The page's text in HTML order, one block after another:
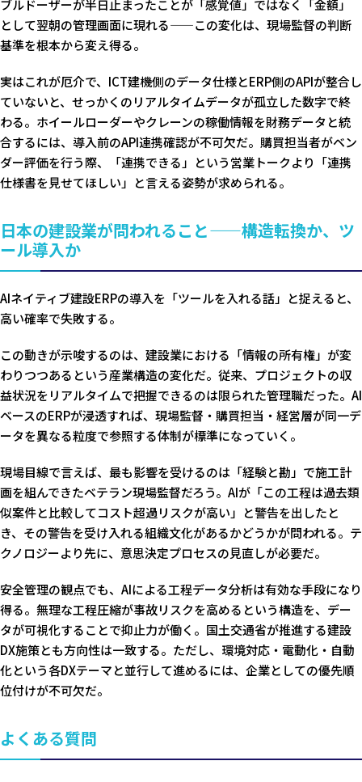
ブルドーザーが半日止まったことが「感覚値」ではなく「金額」
として翌朝の管理画面に現れる——この変化は、現場監督の判断
基準を根本から変え得る。
実はこれが厄介で、ICT建機側のデータ仕様とERP側のAPIが整合し
ていないと、せっかくのリアルタイムデータが孤立した数字で終
わる。ホイールローダーやクレーンの稼働情報を財務データと統
合するには、導入前のAPI連携確認が不可欠だ。購買担当者がベン
ダー評価を行う際、「連携できる」という営業トークより「連携
仕様書を見せてほしい」と言える姿勢が求められる。
日本の建設業が問われること——構造転換か、ツ
ール導入か
AIネイティブ建設ERPの導入を「ツールを入れる話」と捉えると、
高い確率で失敗する。
この動きが示唆するのは、建設業における「情報の所有権」が変
わりつつあるという産業構造の変化だ。従来、プロジェクトの収
益状況をリアルタイムで把握できるのは限られた管理職だった。AI
ベースのERPが浸透すれば、現場監督・購買担当・経営層が同一デ
ータを異なる粒度で参照する体制が標準になっていく。
現場目線で言えば、最も影響を受けるのは「経験と勘」で施工計
画を組んできたベテラン現場監督だろう。AIが「この工程は過去類
似案件と比較してコスト超過リスクが高い」と警告を出したと
き、その警告を受け入れる組織文化があるかどうかが問われる。テ
クノロジーより先に、意思決定プロセスの見直しが必要だ。
安全管理の観点でも、AIによる工程データ分析は有効な手段になり
得る。無理な工程圧縮が事故リスクを高めるという構造を、デー
タが可視化することで抑止力が働く。国土交通省が推進する建設
DX施策とも方向性は一致する。ただし、環境対応・電動化・自動
化という各DXテーマと並行して進めるには、企業としての優先順
位付けが不可欠だ。
よくある質問